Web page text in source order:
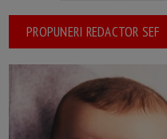
PROPUNERI REDACTOR SEF